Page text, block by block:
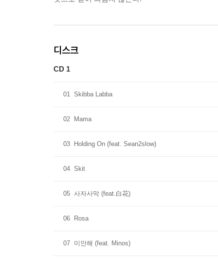
디스크
CD 1
01 Skibba Labba
02 Mama
03 Holding On (feat. Sean2slow)
04 Skit
05 사자사막 (feat.白花)
06 Rosa
07 미안해 (feat. Minos)